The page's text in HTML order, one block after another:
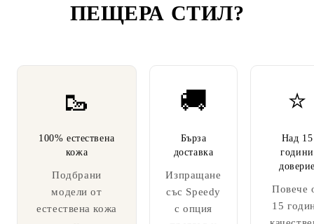
ПЕЩЕРА СТИЛ?
🥾
100% естествена
кожа
Подбрани
модели от
естествена кожа
🚚
Бърза
доставка
Изпращане
със Speedy
с опция
⭐
Над 15
години
Повече
15